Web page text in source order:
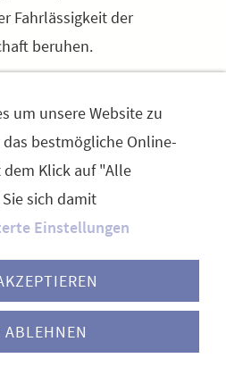
Fahrlässigkeit der
beruhen.
enthält Links zu
externer Websites.
DATENSCHUTZ SITEMAP
um unsere Website zu
bestmögliche Online-
Klick auf "Alle
sich damit
Einstellungen
ABLEHNEN